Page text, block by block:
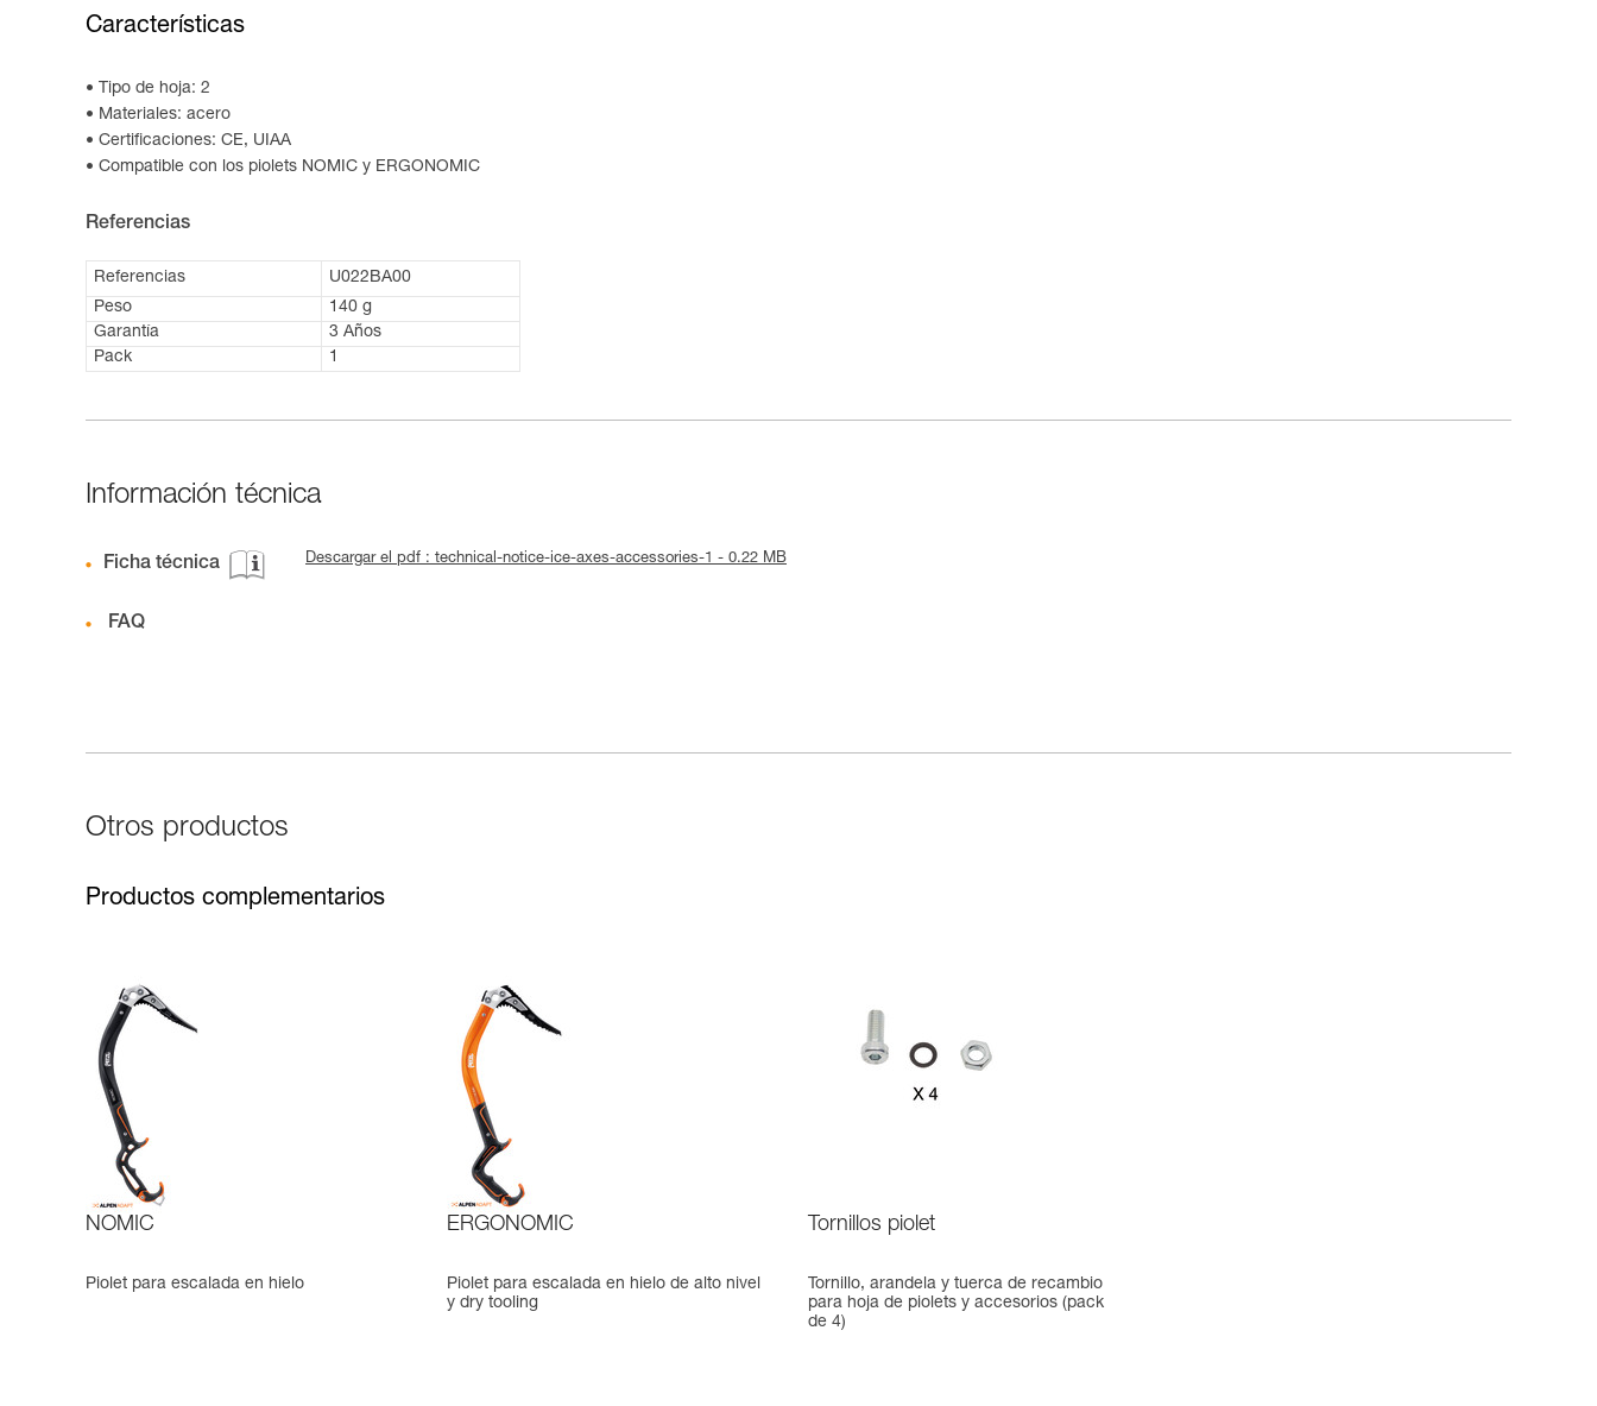
Características
Tipo de hoja: 2
Materiales: acero
Certificaciones: CE, UIAA
Compatible con los piolets NOMIC y ERGONOMIC
Referencias
Referencias
U022BA00
Peso
140 g
Garantía
3 Años
Pack
1
Información técnica
Ficha técnica Descargar el pdf : technical-notice-ice-axes-accessories-1 - 0.22 MB
FAQ
Otros productos
Productos complementarios
NOMIC
Piolet para escalada en hielo
ERGONOMIC
Piolet para escalada en hielo de alto nivel
y dry tooling
Tornillos piolet
Tornillo, arandela y tuerca de recambio
para hoja de piolets y accesorios (pack
de 4)